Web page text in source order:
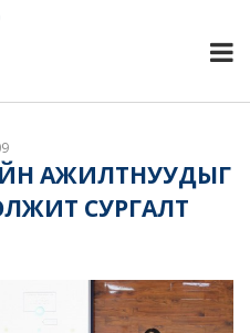
АЖИЛТНУУДЫГ
СУРГАЛТ